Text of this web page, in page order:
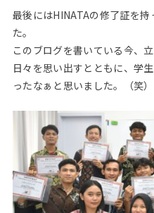
最後にはHINATAの修了証を
た。
このブログを書いている今、
日々を思い出すとともに、学
ったなぁと思いました。（笑）